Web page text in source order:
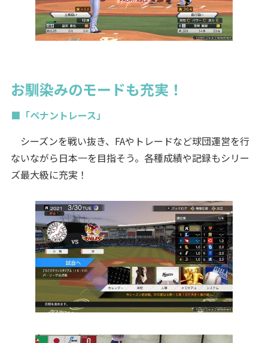
お馴染みのモードも充実！
■「ペナントレース」
シーズンを戦い抜き、FAやトレードなど球団運営を行
ないながら日本一を目指そう。各種成績や記録もシリー
ズ最大級に充実！